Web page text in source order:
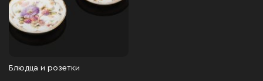
Блюдца и розетки